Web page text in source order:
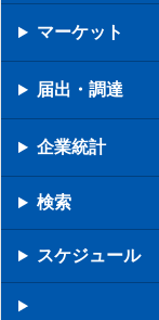
マーケット
届出・調達
企業統計
検索
スケジュール